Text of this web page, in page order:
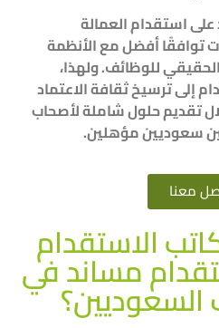
استقدام العمالة
أفضل مع الأنظمة
للوظائف. ولهذا،
ترسيخ ثقافة الاعتماد
تقديم حلول شاملة لأصحاب
سعوديين مؤهلين.
معنا
الاستقدام
مساند في